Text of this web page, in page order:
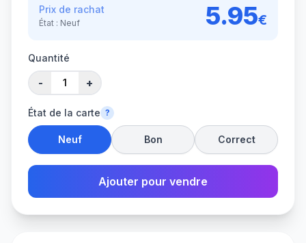
Prix de rachat
État : Neuf 5.95€
Quantité
- +
État de la carte ?
Neuf Bon Correct
Ajouter pour vendre